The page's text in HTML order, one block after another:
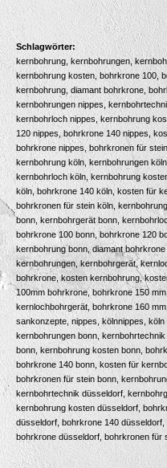
Schlagwörter:
kernbohrung, kernbohrungen, k
kernbohrung kosten, bohrkrone 100,
kernbohrung, diamant bohrkrone,
kernbohrungen nippes,
kernbohrloch nippes, kernbohrung
120 nippes, bohrkrone 140 nippes,
bohrkrone nippes, bohrkronen für stein
kernbohrung köln, kernbohrungen
kernbohrloch köln, kernbohrung
köln, bohrkrone 140 köln, kosten für
bohrkronen für stein köln,
bonn, kernbohrgerät bonn,
bohrkrone 100 bonn, bohrkrone 120
kernbohrung bonn, diamant
kernbohrungen, kernbohrgerät,
bohrkrone, kosten kernbohrung,
100mm bohrkrone, bohrkrone 150
kernlochbohrgerät, bohrkrone 160
sankonzepte, nippes, kölnnippes,
kernbohrungen bonn,
bonn, kernbohrung kosten bonn,
bohrkrone 140 bonn, kosten für
bohrkronen für stein bonn,
kernbohrtechnik düsseldorf,
kernbohrung kosten düsseldorf,
düsseldorf, bohrkrone 140
bohrkrone düsseldorf, bohrkronen für